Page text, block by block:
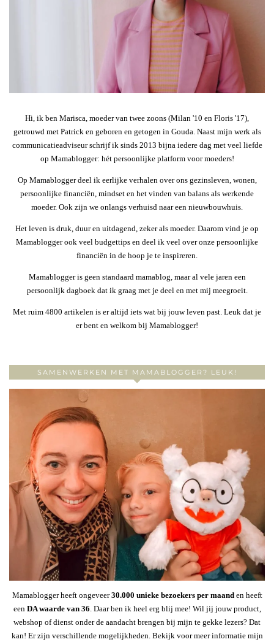
Hi, ik ben Marisca, moeder van twee zoons (Milan '10 en Floris '17),
getrouwd met Patrick en geboren en getogen in Gouda. Naast mijn werk als
communicatieadviseur schrijf ik sinds 2013 bijna iedere dag met veel liefde
op Mamablogger: hét persoonlijke platform voor moeders!
Op Mamablogger deel ik eerlijke verhalen over ons gezinsleven, wonen,
persoonlijke financiën, mindset en het vinden van balans als werkende
moeder. Ook zijn we onlangs verhuisd naar een nieuwbouwhuis.
Het leven is druk, duur en uitdagend, zeker als moeder. Daarom vind je op
Mamablogger ook veel budgettips en deel ik veel over onze persoonlijke
financiën in de hoop je te inspireren.
Mamablogger is geen standaard mamablog, maar al vele jaren een
persoonlijk dagboek dat ik graag met je deel en met mij meegroeit.
Met ruim 4800 artikelen is er altijd iets wat bij jouw leven past. Leuk dat je
er bent en welkom bij Mamablogger!
SAMENWERKEN MET MAMABLOGGER? LEUK!
Mamablogger heeft ongeveer30.000 unieke bezoekers per maanden heeft
een DA waarde van 36. Daar ben ik heel erg blij mee! Wil jij jouw product,
webshop of dienst onder de aandacht brengen bij mijn te gekke lezers? Dat
kan! Er zijn verschillende mogelijkheden. Bekijk voor meer informatie mijn